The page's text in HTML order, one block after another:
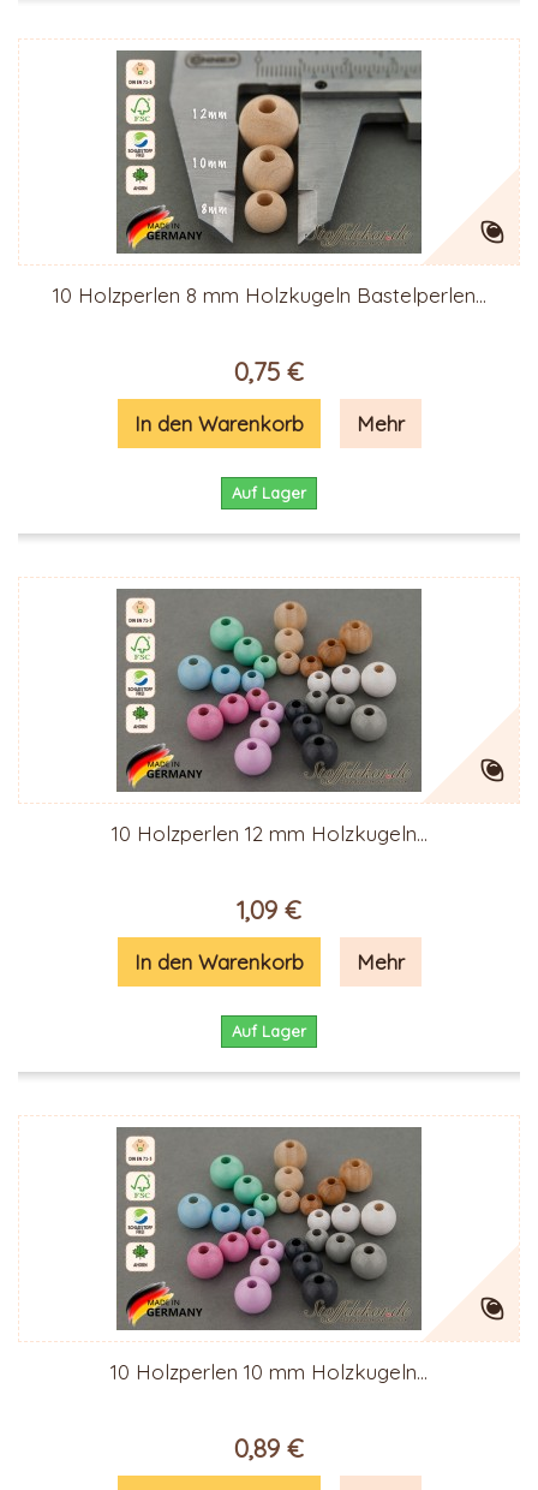
10 Holzperlen 8 mm Holzkugeln Bastelperlen...
0,75 €
In den Warenkorb Mehr
Auf Lager
10 Holzperlen 12 mm Holzkugeln...
1,09 €
In den Warenkorb Mehr
Auf Lager
10 Holzperlen 10 mm Holzkugeln...
0,89 €